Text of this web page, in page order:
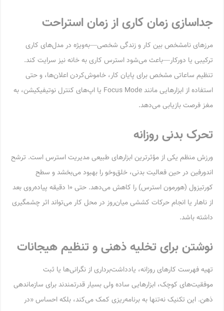
جداسازی زمان کاری از زمان استراحت
مرزهای نامشخص بین کار و زندگی شخصی—به‌ویژه در مدل‌های کاری
ترکیبی یا دورکار—باعث می‌شود استرس کاری به خانه نیز سرایت کند.
تنظیم ساعاتی مشخص برای پایان کار، خاموش‌کردن اعلان‌ها، و حتی
استفاده از ابزارهایی مانند Focus Mode یا اپ‌های کنترل نوتیفیکیشن، به
مغز فرصت بازیابی می‌دهد.
تحرک بدنی روزانه
ورزش منظم یکی از مؤثرترین ابزارهای طبیعی مدیریت استرس است. ترشح
اندورفین در حین فعالیت بدنی، خلق‌وخو را بهبود می‌بخشد و سطح
کورتیزول (هورمون استرس) را کاهش می‌دهد. حتی ۱۰ دقیقه پیاده‌روی بعد
از ناهار یا انجام حرکات کششی میان‌روز در محل کار می‌تواند اثر چشمگیری
داشته باشد.
نوشتن برای تخلیه ذهنی و تنظیم هیجانات
تهیه فهرست کارهای روزانه، یادداشت‌برداری از نگرانی‌ها یا ثبت
موفقیت‌های کوچک، ابزارهایی ساده ولی بسیار قدرتمندند برای سازماندهی
ذهن. این تکنیک نه‌تنها به برنامه‌ریزی کمک می‌کند، بلکه احساس «در